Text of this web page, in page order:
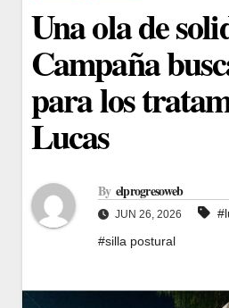
Una ola de
Campaña
para los
Lucas
By elprogresoweb
JUN 26, 2026
#silla postural